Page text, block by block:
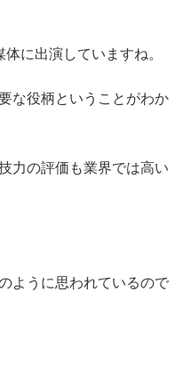
に出演していますね。
な役柄ということがわか
力の評価も業界では高い
ように思われているので